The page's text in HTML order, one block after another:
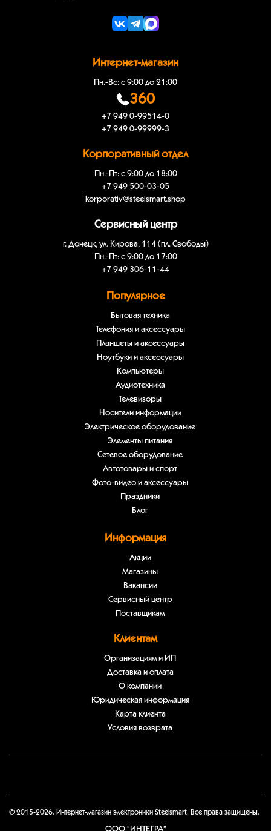
Интернет-магазин
Пн.-Вс: с 9:00 до 21:00
360
+7 949 0-99514-0
+7 949 0-99999-3
Корпоративный отдел
Пн.-Пт: с 9:00 до 18:00
+7 949 500-03-05
korporativ@steelsmart.shop
Сервисный центр
г. Донецк, ул. Кирова, 114 (пл. Свободы)
Пн.-Пт: с 9:00 до 17:00
+7 949 306-11-44
Популярное
Бытовая техника
Телефония и аксессуары
Планшеты и аксессуары
Ноутбуки и аксессуары
Компьютеры
Аудиотехника
Телевизоры
Носители информации
Электрическое оборудование
Элементы питания
Сетевое оборудование
Автотовары и спорт
Фото-видео и аксессуары
Праздники
Блог
Информация
Акции
Магазины
Вакансии
Сервисный центр
Поставщикам
Клиентам
Организациям и ИП
Доставка и оплата
О компании
Юридическая информация
Карта клиента
Условия возврата
© 2015-2026. Интернет-магазин электроники Steelsmart. Все права защищены.